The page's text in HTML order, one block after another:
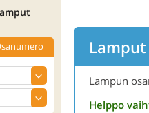
Lampun
Helppo